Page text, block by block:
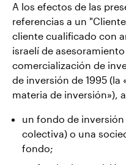
A los efectos de las
referencias a un
cliente cualificado con
israelí de
comercialización de
de inversión de 1995 (la
materia de inversión»),
un fondo de
colectiva) o una
fondo;